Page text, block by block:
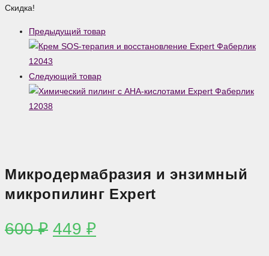
600 ₽.
Скидка!
Предыдущий товар
Следующий товар
Микродермабразия и энзимный
микропилинг Expert
600₽ Первоначальная
449 ₽Текущая